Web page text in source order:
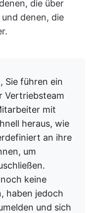
die über
denen, die
Sie führen ein
Vertriebsteam
mit
heraus, wie
an ihre
um
keine
haben jedoch
und sich